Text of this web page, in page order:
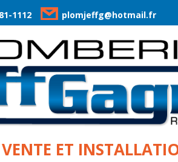
1112 plomjeffg@hotmail.fr
ET